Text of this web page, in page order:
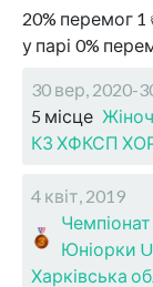
20% перемог 1
у парі 0%
30 вер, 2020-
5 місце
КЗ ХФКСП
4 квіт, 2019
Юніорки
Харківська